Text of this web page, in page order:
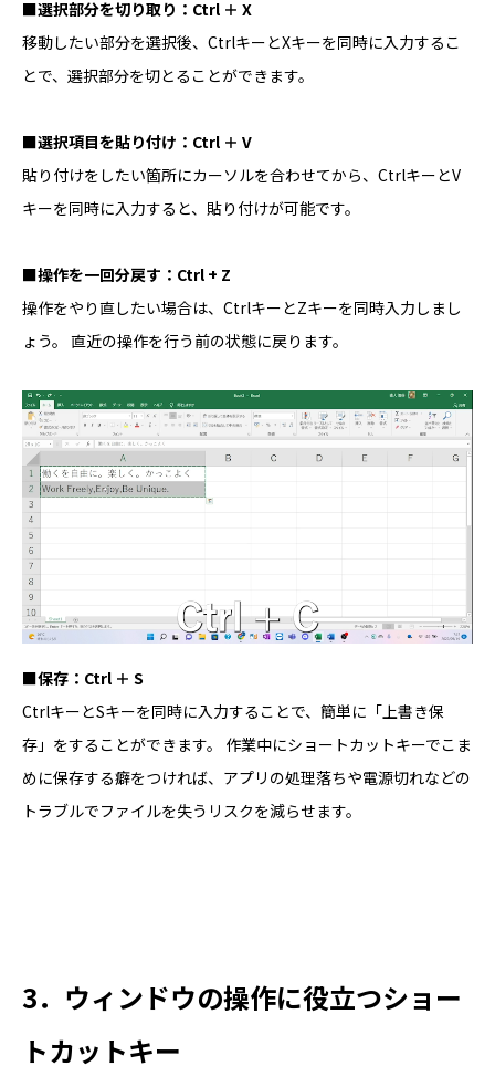
■選択部分を切り取り：Ctrl ＋ X
移動したい部分を選択後、CtrlキーとXキーを同時に入力するこ
とで、選択部分を切とることができます。
■選択項目を貼り付け：Ctrl ＋ V
貼り付けをしたい箇所にカーソルを合わせてから、CtrlキーとV
キーを同時に入力すると、貼り付けが可能です。
■操作を一回分戻す：Ctrl + Z
操作をやり直したい場合は、CtrlキーとZキーを同時入力しまし
ょう。 直近の操作を行う前の状態に戻ります。
■保存：Ctrl ＋ S
CtrlキーとSキーを同時に入力することで、簡単に「上書き保
存」をすることができます。 作業中にショートカットキーでこま
めに保存する癖をつければ、アプリの処理落ちや電源切れなどの
トラブルでファイルを失うリスクを減らせます。
3．ウィンドウの操作に役立つショー
トカットキー